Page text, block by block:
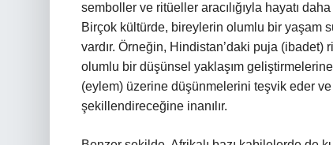
semboller ve ritüeller aracılığıyla hayatı
Birçok kültürde, bireylerin olumlu bir yaşam
vardır. Örneğin, Hindistan’daki puja
olumlu bir düşünsel yaklaşım
(eylem) üzerine düşünmelerini teşvik eder
şekillendireceğine inanılır.